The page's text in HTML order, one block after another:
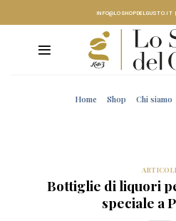
INFO@LOSHOPDELGUSTO.IT
Home Shop Chi siamo
ARTICOLI
Bottiglie di liquori
speciale a